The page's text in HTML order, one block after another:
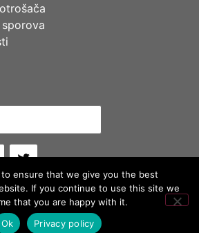
sporova
ALL RIGHTS RESERVED.
to ensure that we give you the best
If you continue to use this site we
that you are happy with it.
Ok
Privacy policy